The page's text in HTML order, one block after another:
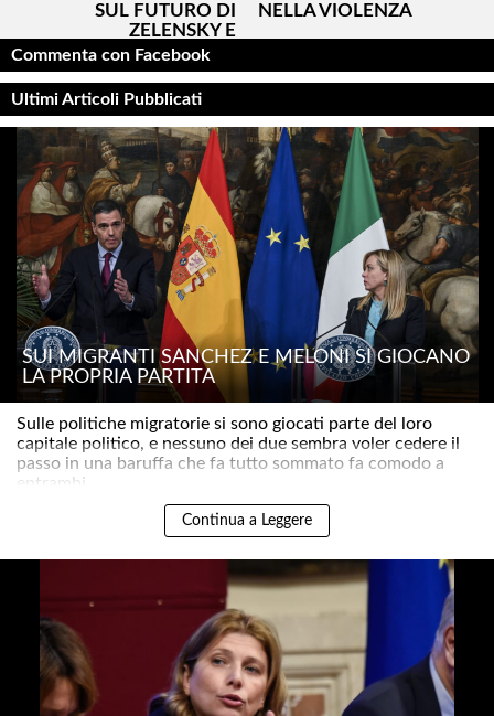
SUL FUTURO DI
ZELENSKY E
UCRAINA
NELLA VIOLENZA
Commenta con Facebook
Ultimi Articoli Pubblicati
SUI MIGRANTI SÁNCHEZ E MELONI SI GIOCANO
LA PROPRIA PARTITA
Sulle politiche migratorie si sono giocati parte del loro
capitale politico, e nessuno dei due sembra voler cedere il
passo in una baruffa che fa tutto sommato fa comodo a
entrambi ..
Continua a Leggere